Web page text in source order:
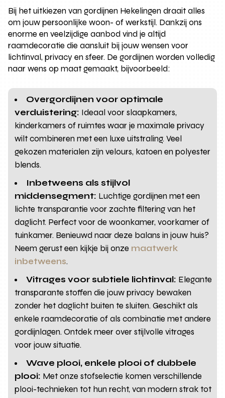
Bij het uitkiezen van gordijnen Hekelingen draait alles
om jouw persoonlijke woon- of werkstijl. Dankzij ons
enorme en veelzijdige aanbod vind je altijd
raamdecoratie die aansluit bij jouw wensen voor
lichtinval, privacy en sfeer. De gordijnen worden volledig
naar wens op maat gemaakt, bijvoorbeeld:
Overgordijnen voor optimale
verduistering: Ideaal voor slaapkamers,
kinderkamers of ruimtes waar je maximale privacy
wilt combineren met een luxe uitstraling. Veel
gekozen materialen zijn velours, katoen en polyester
blends.
Inbetweens als stijlvol
middensegment: Luchtige gordijnen met een
lichte transparantie voor zachte filtering van het
daglicht. Perfect voor de woonkamer, voorkamer of
tuinkamer. Benieuwd naar deze balans in jouw huis?
Neem gerust een kijkje bij onze maatwerk
inbetweens.
Vitrages voor subtiele lichtinval: Elegante
transparante stoffen die jouw privacy bewaken
zonder het daglicht buiten te sluiten. Geschikt als
enkele raamdecoratie of als combinatie met andere
gordijnlagen. Ontdek meer over stijlvolle vitrages
voor jouw situatie.
Wave plooi, enkele plooi of dubbele
plooi: Met onze stofselectie komen verschillende
plooi-technieken tot hun recht, van modern strak tot